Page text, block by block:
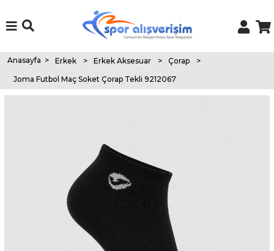
Anasayfa > Erkek > Erkek Aksesuar > Çorap
>
Joma Futbol Maç Soket Çorap Tekli 9212067